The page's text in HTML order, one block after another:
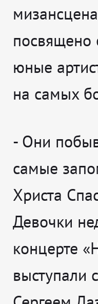
посвящено
юные
на самых
- Они
самые
Христа
Девочки
концерте
выступали